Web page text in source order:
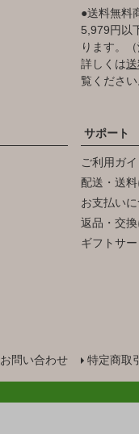
●送料無料
5,979円以
ります。
詳しくは
覧くださ
サポート
ご利用ガ
配送・送
お支払い
返品・交
ギフトサ
お問い合わせ 特定商取